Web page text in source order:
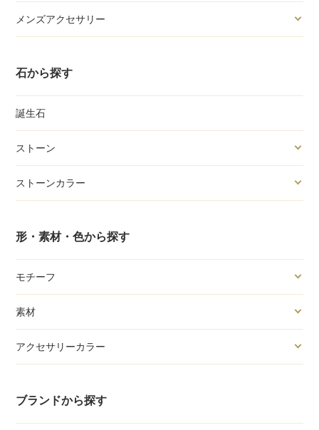
メンズアクセサリー
石から探す
誕生石
ストーン
ストーンカラー
形・素材・色から探す
モチーフ
素材
アクセサリーカラー
ブランドから探す